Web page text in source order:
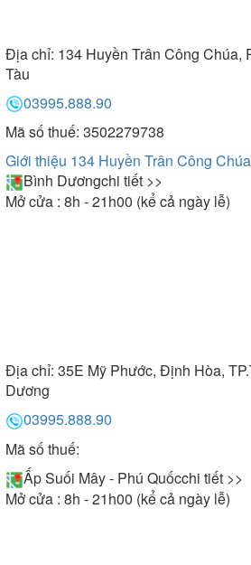
Địa chỉ: 134 Huyền Trân Công Chúa,
Tàu
03995.888.90
Mã số thuế: 3502279738
Giới thiệu 134 Huyền Trân Công Chúa
Bình Dươngchi tiết >>
Mở cửa : 8h - 21h00 (kể cả ngày lễ)
Địa chỉ: 35E Mỹ Phước, Định Hòa,
Dương
03995.888.90
Mã số thuế:
Ấp Suối Mây - Phú Quốcchi tiết >>
Mở cửa : 8h - 21h00 (kể cả ngày lễ)